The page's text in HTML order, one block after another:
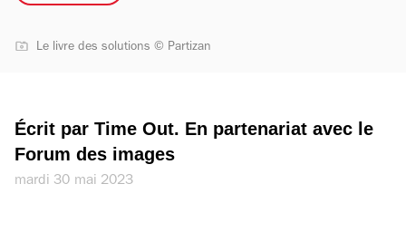
Le livre des solutions © Partizan
Écrit par Time Out. En partenariat avec le
Forum des images
mardi 30 mai 2023